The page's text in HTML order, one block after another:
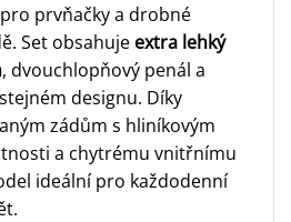
prvňačky a drobné
Set obsahuje extra lehký
, dvouchlopňový penál a
designu. Díky
zádům s hliníkovým
a chytrému vnitřnímu
ideální pro každodenní